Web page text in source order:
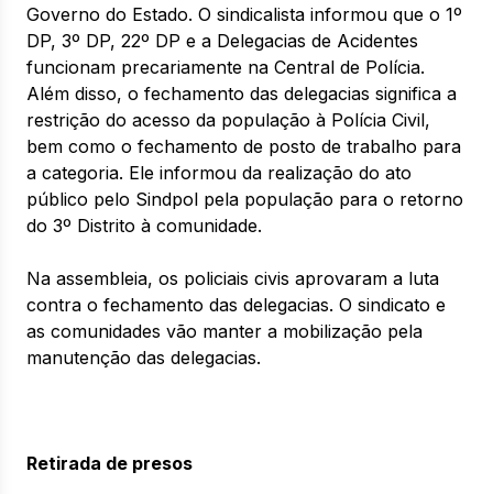
Governo do Estado. O sindicalista informou que o 1º
DP, 3º DP, 22º DP e a Delegacias de Acidentes
funcionam precariamente na Central de Polícia.
Além disso, o fechamento das delegacias significa a
restrição do acesso da população à Polícia Civil,
bem como o fechamento de posto de trabalho para
a categoria. Ele informou da realização do ato
público pelo Sindpol pela população para o retorno
do 3º Distrito à comunidade.
Na assembleia, os policiais civis aprovaram a luta
contra o fechamento das delegacias. O sindicato e
as comunidades vão manter a mobilização pela
manutenção das delegacias.
Retirada de presos